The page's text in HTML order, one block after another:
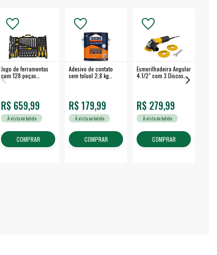
Jogo de ferramentas
com 128 peças
embalagem fechada -
R$ 659,99
À vista no boleto
COMPRAR
Adesivo de contato
sem toluol 2,8 kg
R$ 179,99
À vista no boleto
COMPRAR
Esmerilhadeira Angular
4.1/2" com 3 Discos
R$ 279,99
À vista no boleto
COMPRAR